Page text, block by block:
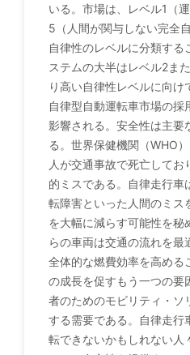
いる。市場は、レベル1（
5（人間が関与しない完全
自律性のレベルに分類する
ステムの大半はレベル2ま
り高い自律性レベルに向け
自律型自動運転車市場の採
影響される。安全性は主要
る。世界保健機関（WHO
人が交通事故で死亡して
的ミスである。自律走行車
転障害といった人間のミス
を大幅に減らす可能性を秘
らの車両は交通の流れを最
全体的な燃費効率を高める
の成長を促すもう一つの要
者のためのモビリティ・ソ
する需要である。自律走行
転できないかもしれない人